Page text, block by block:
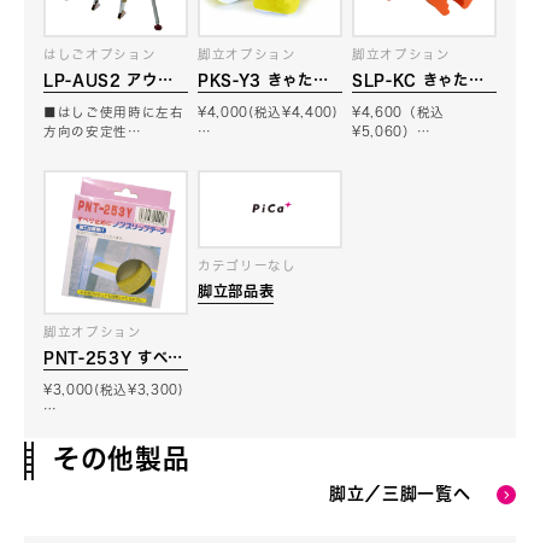
LP-AUS2 アウト
はしごオプション
■はしご使用時に左右
方向の安定性…
PKS-Y3 きゃたシ
脚立オプション
¥4,000(税込¥4,400)
…
SLP-KC きゃたク
脚立オプション
¥4,600（税込
¥5,060）…
PNT-253Y すべり
脚立オプション
¥3,000(税込¥3,300)
…
脚立部品表
カテゴリーなし
その他製品
脚立／三脚一覧へ